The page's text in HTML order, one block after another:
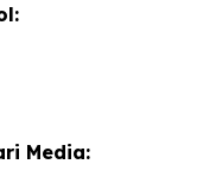
Media: